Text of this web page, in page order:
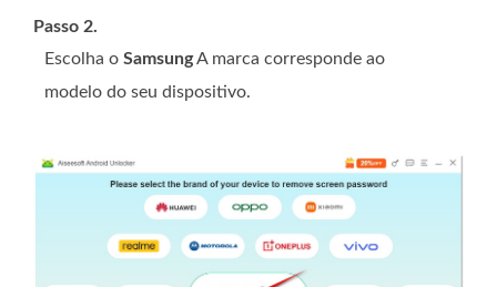
Passo 2.
Escolha o SamsungA marca corresponde ao
modelo do seu dispositivo.